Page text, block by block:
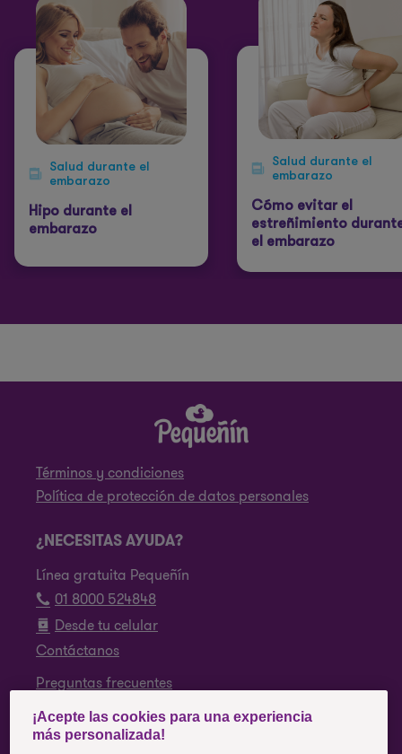
Salud durante el
embarazo
Hipo durante el
embarazo
Salud durante el
embarazo
Cómo evitar el
estreñimiento
el embarazo
Términos y condiciones
Política de protección de datos personales
¿NECESITAS AYUDA?
Línea gratuita Pequeñín
01 8000 524848
Desde tu celular
Contáctanos
Preguntas frecuentes
SÍGUENOS
¡Acepte las cookies para una experiencia
más personalizada!